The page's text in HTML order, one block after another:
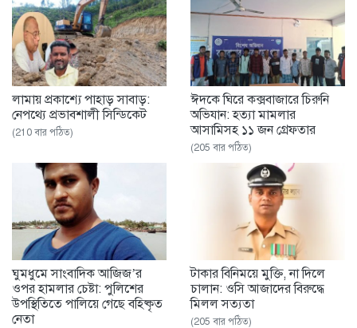
‎লামায় প্রকাশ্যে পাহাড় সাবাড়:
নেপথ্যে প্রভাবশালী সিন্ডিকেট
(210 বার পঠিত)
ঈদকে ঘিরে কক্সবাজারে চিরুনি
অভিযান: হত্যা মামলার
আসামিসহ ১১ জন গ্রেফতার
(205 বার পঠিত)
ঘুমধুমে সাংবাদিক আজিজ’র
ওপর হামলার চেষ্টা: পুলিশের
উপস্থিতিতে পালিয়ে গেছে বহিষ্কৃত
নেতা
টাকার বিনিময়ে মুক্তি, না দিলে
চালান: ওসি আজাদের বিরুদ্ধে
মিলল সত্যতা
(205 বার পঠিত)